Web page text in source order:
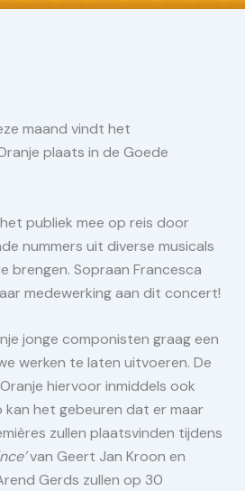
maand vindt het
plaats in de Goede
publiek mee op reis door
nummers uit diverse musicals
brengen. Sopraan Francesca
medewerking aan dit concert!
jonge componisten graag een
werken te laten uitvoeren. De
hiervoor inmiddels ook
kan het gebeuren dat er maar
zullen plaatsvinden tijdens
van Geert Jan Kroon en
Gerds zullen op 30